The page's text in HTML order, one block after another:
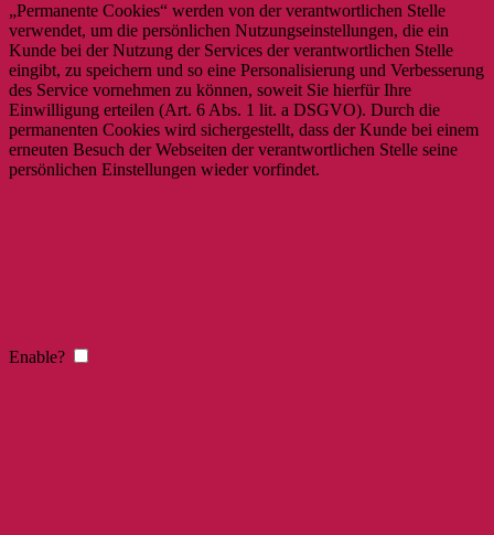
„Permanente Cookies“ werden von der verantwortlichen Stelle
verwendet, um die persönlichen Nutzungseinstellungen, die ein
Kunde bei der Nutzung der Services der verantwortlichen Stelle
eingibt, zu speichern und so eine Personalisierung und Verbesserung
des Service vornehmen zu können, soweit Sie hierfür Ihre
Einwilligung erteilen (Art. 6 Abs. 1 lit. a DSGVO). Durch die
permanenten Cookies wird sichergestellt, dass der Kunde bei einem
erneuten Besuch der Webseiten der verantwortlichen Stelle seine
persönlichen Einstellungen wieder vorfindet.
Enable?